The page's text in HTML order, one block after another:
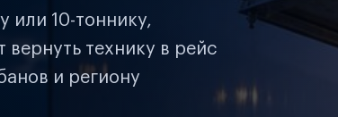
или 10-тоннику,
вернуть технику в рейс
и региону